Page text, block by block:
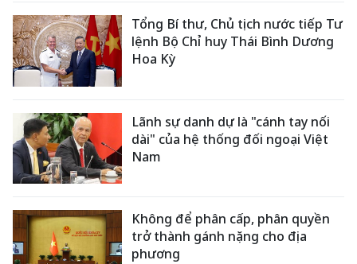
Tổng Bí thư, Chủ tịch nước tiếp Tư
lệnh Bộ Chỉ huy Thái Bình Dương
Hoa Kỳ
Lãnh sự danh dự là "cánh tay nối
dài" của hệ thống đối ngoại Việt
Nam
Không để phân cấp, phân quyền
trở thành gánh nặng cho địa
phương